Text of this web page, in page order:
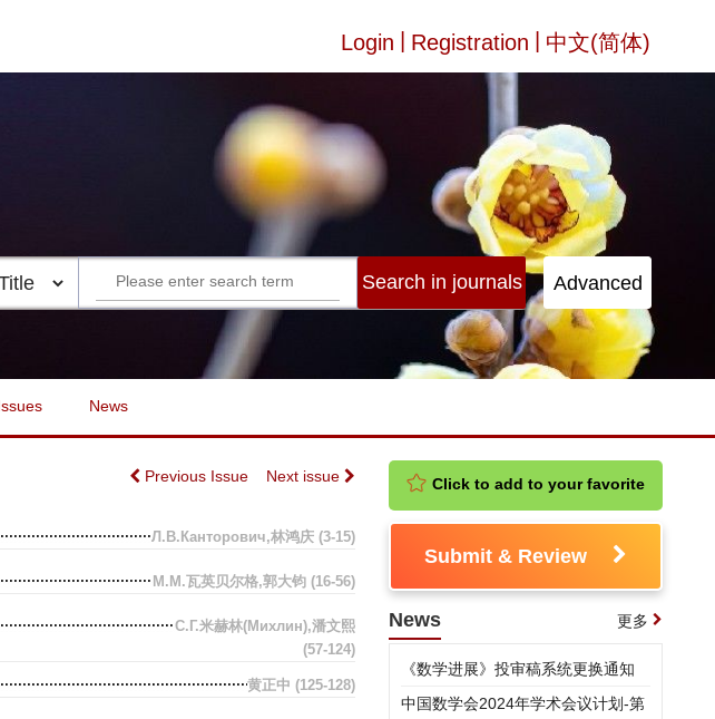
Login Registration 中文(简体)
News
Previous Issue Next issue
Л.В.Канторович,林鸿庆 (3-15)
M.M.瓦英贝尔格,郭大钧 (16-56)
С.Г.米赫林(Михлин),潘文熙
(57-124)
黄正中 (125-128)
Click to add to your favorite
Submit & Review
News 更多
《数学进展》投审稿系统更换通知
中国数学会2024年学术会议计划-第